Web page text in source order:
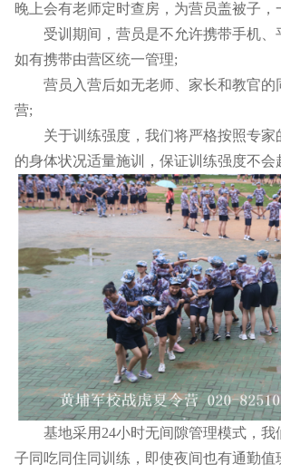
晚上会有老师定时查房，为营员盖被子，
受训期间，营员是不允许携带手机、
如有携带由营区统一管理;
营员入营后如无老师、家长和教官的
营;
关于训练强度，我们将严格按照专家
的身体状况适量施训，保证训练强度不会
基地采用24小时无间隙管理模式，我
子同吃同住同训练，即使夜间也有通勤值